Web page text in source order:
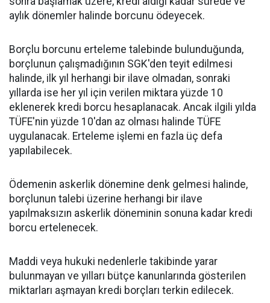
aylık dönemler halinde borcunu ödeyecek.
Borçlu borcunu erteleme talebinde bulunduğunda,
borçlunun çalışmadığının SGK'den teyit edilmesi
halinde, ilk yıl herhangi bir ilave olmadan, sonraki
yıllarda ise her yıl için verilen miktara yüzde 10
eklenerek kredi borcu hesaplanacak. Ancak ilgili yılda
TÜFE'nin yüzde 10'dan az olması halinde TÜFE
uygulanacak. Erteleme işlemi en fazla üç defa
yapılabilecek.
Ödemenin askerlik dönemine denk gelmesi halinde,
borçlunun talebi üzerine herhangi bir ilave
yapılmaksızın askerlik döneminin sonuna kadar kredi
borcu ertelenecek.
Maddi veya hukuki nedenlerle takibinde yarar
bulunmayan ve yılları bütçe kanunlarında gösterilen
miktarları aşmayan kredi borçları terkin edilecek.